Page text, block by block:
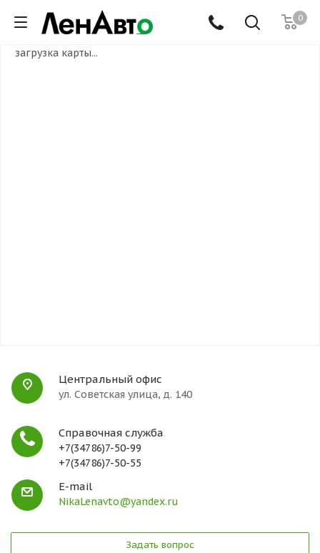
0
загрузка карты...
Центральный офис
ул. Советская улица, д. 140
Справочная служба
+7(34786)7-50-99
+7(34786)7-50-55
E-mail
NikaLenavto@yandex.ru
Задать вопрос